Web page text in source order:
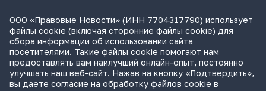
СИП проверит отмену патента на систему управления
устройствами после возражений «Яндекса»
Практика
, 15:17
Суды 10 стран рассматривают иски российской «дочки»
Google о возврате дивидендов
Международная практика
ООО «Правовые Новости» (ИНН 7704317790) использует
файлы cookie (включая сторонние файлы cookie) для
сбора информации об использовании сайта
посетителями. Такие файлы cookie помогают нам
предоставлять вам наилучший онлайн-опыт, постоянно
улучшать наш веб-сайт. Нажав на кнопку «Подтвердить»,
вы даете согласие на обработку файлов cookie в